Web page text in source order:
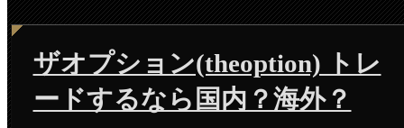
ザオプション(theoption) トレ
ードするなら国内？海外？